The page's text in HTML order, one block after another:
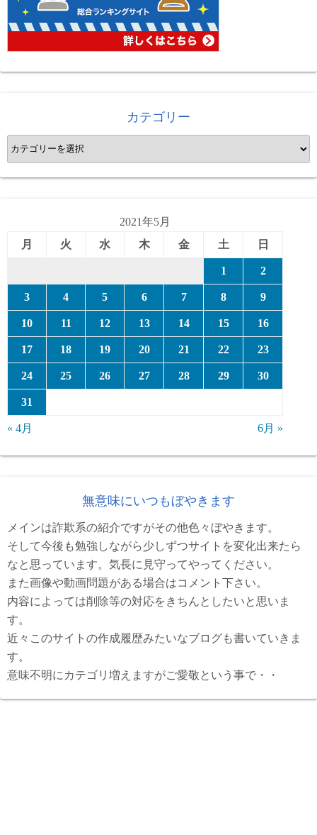
カテゴリー
カ
テ
ゴ
2021年5月
月
火 水 木 金 土 日
1 2
3 4 5 6 7 8 9
10 11 12 13 14 15 16
17 18 19 20 21 22 23
24 25 26 27 28 29 30
31
« 4月 6月 »
無意味にいつもぼやきます
メインは詐欺系の紹介ですがその他色々ぼやきます。
そして今後も勉強しながら少しずつサイトを変化出来たら
なと思っています。気長に見守ってやってください。
また画像や動画問題がある場合はコメント下さい。
内容によっては削除等の対応をきちんとしたいと思いま
す。
近々このサイトの作成履歴みたいなブログも書いていきま
す。
意味不明にカテゴリ増えますがご愛敬という事で・・